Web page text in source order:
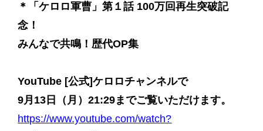
＊
「ケロロ軍曹」第１話 100万回再生突破記
念！
みんなで共鳴！歴代OP集
YouTube [公式]ケロロチャンネルで
9月13日（月）21:29までご覧いただけます。
https://www.youtube.com/watch?